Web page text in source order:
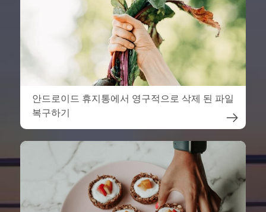
안드로이드 휴지통에서 영구적으로 삭제 된 파일
복구하기
